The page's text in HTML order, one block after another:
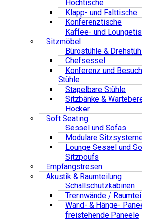
Hochtische
Klapp- und Falttische
Konferenztische
Kaffee- und
Sitzmöbel
Bürostühle &
Chefsessel
Konferenz und
Stühle
Stapelbare Stühle
Sitzbänke &
Hocker
Soft Seating
Sessel und Sofas
Modulare
Lounge Sessel und
Sitzpoufs
Empfangstresen
Akustik & Raumteilung
Schallschutzkabinen
Trennwände /
Wand- & Hänge-
freistehende Paneele